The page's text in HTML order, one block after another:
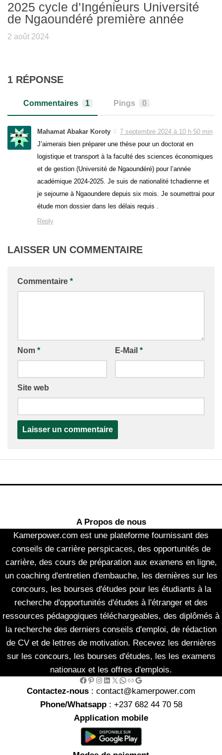
2025 cycle d’Ingénieurs Université
de Ngaoundéré première année
2 août 2024
1 RÉPONSE
Commentaires 1 Pings 0
Mahamat Abakar Koroty
7 septembre 2024 à 10 h 50 min
J’aimerais bien préparer une thèse pour un doctorat en
logistique et transport à la faculté des sciences économiques
et de gestion (Université de Ngaoundéré) pour l’année
académique 2024-2025. Je suis de nationalité tchadienne et
je sejourne à Ngaoundere depuis six mois. Je soumettrai pour
étude mon dossier dans les délais requis .
Reply
LAISSER UN COMMENTAIRE
Commentaire *
Nom * E-Mail *
Site web
A Propos de nous
Kamerpower.com est une plateforme fournissant des
conseils de carrière perspicaces, des opportunités de
carrière, des cours de préparation aux examens en ligne,
un coaching d'entretien d'embauche, les dernières sur les
concours, les bourses d'études pour les étudiants à la
recherche d'opportunités d'études à l'étranger et des
ressources pédagogiques téléchargeables, des diplômés à
la recherche des derniers conseils d'emploi, de rédaction
de CV et de lettres de motivation. Recevez les dernières
sur les concours, les bourses d'études, les les examens
nationaux et les offres d'emplois.
Facebook Pinterest Instagram LinkedIn X WhatsApp Link Google
Contactez-nous : contact@kamerpower.com
Phone/Whatsapp: +237 682 44 70 58
Application mobile